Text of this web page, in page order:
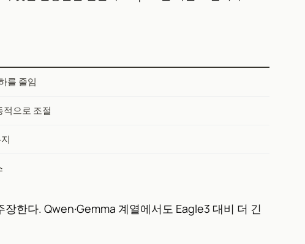
를 줄임
적으로 조절
한다. Qwen·Gemma 계열에서도 Eagle3 대비 더 긴